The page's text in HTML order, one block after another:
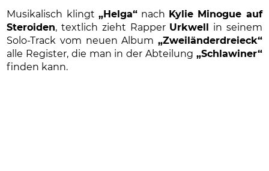
Musikalisch klingt „Helga“nach
Kylie Minogue auf
Steroiden, textlich zieht Rapper Urkwell
in seinem
Solo-Track vom neuen Album „Zweiländerdreieck“
alle Register, die man in der Abteilung „Schlawiner“
finden kann.